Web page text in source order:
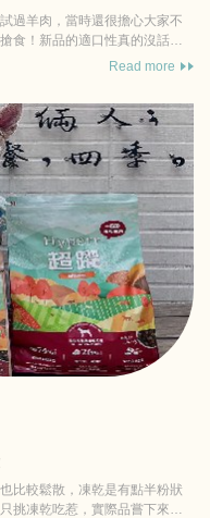
過羊肉，當時還很擔心大家不
食！新品的適口性真的沒話說
Read more
比較鬆散，凍乾是有點半粉狀
挑凍乾吃惹，實際品嘗下來兩